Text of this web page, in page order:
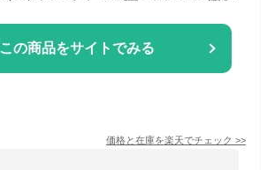
この商品をサイトでみる
価格と在庫を楽天でチェック >>